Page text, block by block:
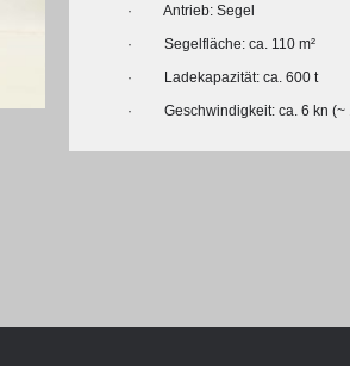
© Michael Czytko, www.modelships.de
· Antrieb: Segel
· Segelfläche: ca. 110 m²
· Ladekapazität: ca. 600 t
· Geschwindigkeit: ca. 6 kn (~